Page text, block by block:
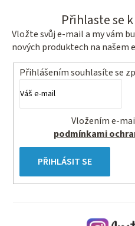
Přihlaste se
Vložte svůj e-mail a my vám
nových produktech na našem
Přihlášením souhlasíte se
podmínkami
PŘIHLÁSIT SE